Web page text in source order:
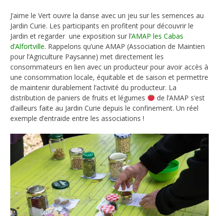
J’aime le Vert ouvre la danse avec un jeu sur les semences au
Jardin Curie. Les participants en profitent pour découvrir le
Jardin et regarder une exposition sur l’AMAP les Cabas
d’Alfortville. Rappelons qu’une AMAP (Association de Maintien
pour l’Agriculture Paysanne) met directement les
consommateurs en lien avec un producteur pour avoir accès à
une consommation locale, équitable et de saison et permettre
de maintenir durablement l’activité du producteur. La
distribution de paniers de fruits et légumes
de l’AMAP s’est
d’ailleurs faite au Jardin Curie depuis le confinement. Un réel
exemple d’entraide entre les associations !